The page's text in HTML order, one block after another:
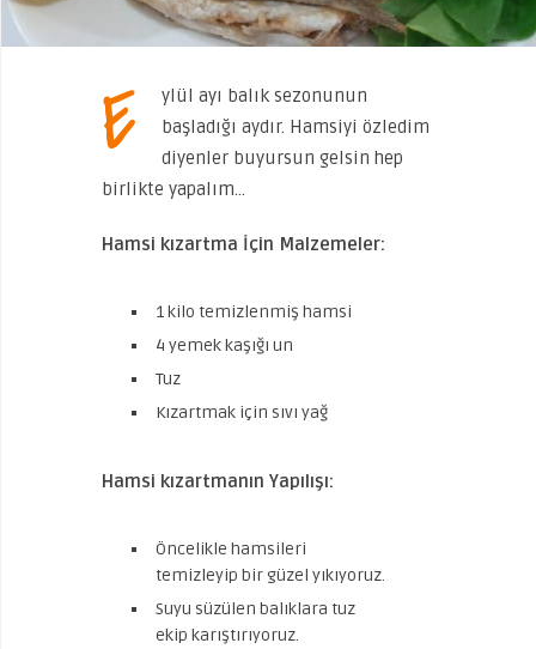
E
ylül ayı balık sezonunun
başladığı aydır. Hamsiyi özledim
diyenler buyursun gelsin hep
birlikte yapalım…
Hamsi kızartma İçin Malzemeler:
1 kilo temizlenmiş hamsi
4 yemek kaşığı un
Tuz
Kızartmak için sıvı yağ
Hamsi kızartmanın Yapılışı:
Öncelikle hamsileri
temizleyip bir güzel yıkıyoruz.
Suyu süzülen balıklara tuz
ekip karıştırıyoruz.